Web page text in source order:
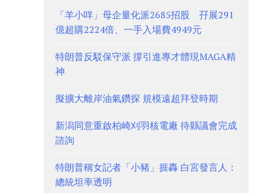
「羊小咩」母企量化派2685招股 孖展291
億超購2224倍、一手入場費4949元
特朗普反駁保守派 撐引進專才體現MAGA精
神
擬擴大離岸油氣鑽探 規模遠超拜登時期
新潟同意重啟柏崎刈羽核電廠 待縣議會完成
諮詢
特朗普稱女記者「小豬」捱轟 白宮發言人：
總統坦率透明